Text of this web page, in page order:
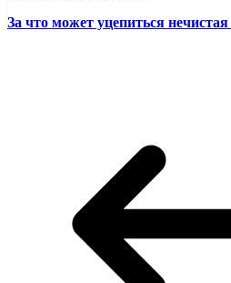
За что может уцепиться